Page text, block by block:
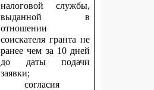
налоговой службы,
выданной в
отношении
соискателя гранта не
ранее чем за 10 дней
до даты подачи
заявки;
согласия